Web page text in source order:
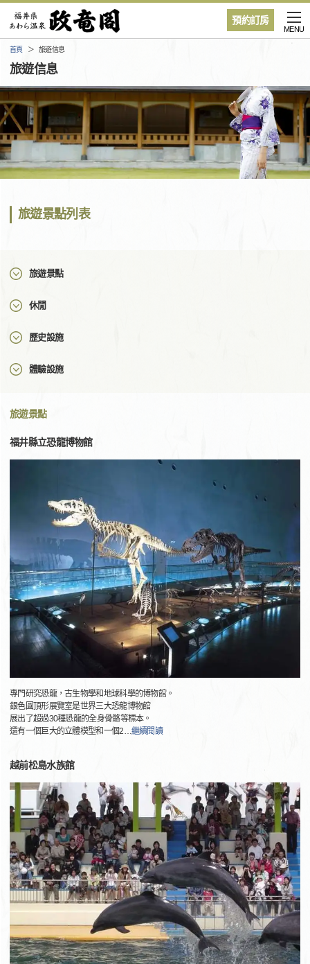
預約訂房
MENU
首頁 旅遊信息
旅遊信息
旅遊景點列表
旅遊景點
休閒
歷史設施
體驗設施
旅遊景點
福井縣立恐龍博物館
專門研究恐龍，古生物學和地球科學的博物館。
銀色圓頂形展覽室是世界三大恐龍博物館
展出了超過30種恐龍的全身骨骼等標本。
還有一個巨大的立體模型和一個2…繼續閱讀
越前松島水族館